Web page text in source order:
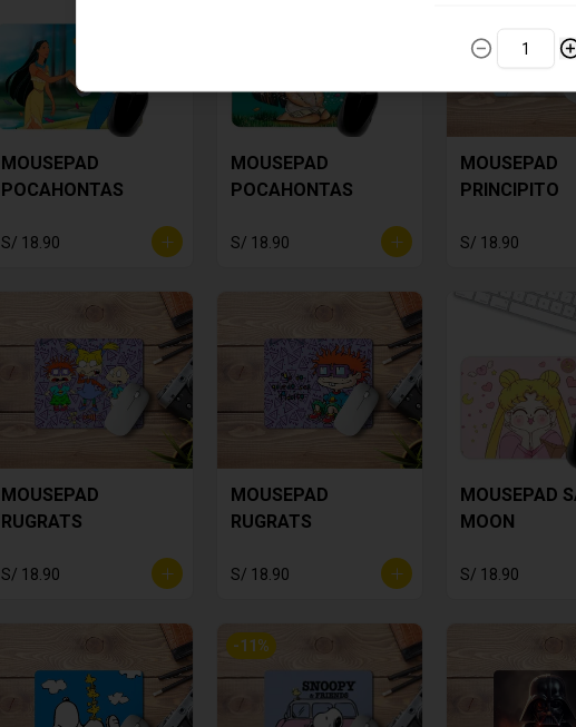
MOUSEPAD
POCAHONTAS
S/ 18.90
MOUSEPAD
POCAHONTAS
S/ 18.90
MOUSEPAD
PRINCIPITO
S/ 18.90
MOUSEPAD
RUGRATS
S/ 18.90
MOUSEPAD
RUGRATS
S/ 18.90
MOUSEPAD
MOON
S/ 18.90
-11 %